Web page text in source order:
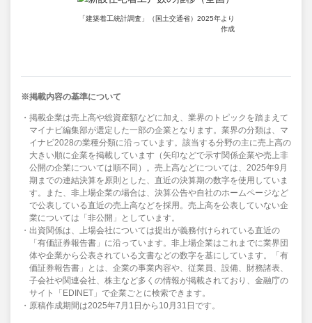
「建築着工統計調査」（国土交通省）2025年より
作成
※掲載内容の基準について
掲載企業は売上高や総資産額などに加え、業界のトピックを踏まえて
マイナビ編集部が選定した一部の企業となります。業界の分類は、マ
イナビ2028の業種分類に沿っています。該当する分野の主に売上高の
大きい順に企業を掲載しています（矢印などで示す関係企業や売上非
公開の企業については順不同）。売上高などについては、2025年9月
期までの連結決算を原則とした、直近の決算期の数字を使用していま
す。また、非上場企業の場合は、決算公告や自社のホームページなど
で公表している直近の売上高などを採用。売上高を公表していない企
業については「非公開」としています。
出資関係は、上場会社については提出が義務付けられている直近の
「有価証券報告書」に沿っています。非上場企業はこれまでに業界団
体や企業から公表されている文書などの数字を基にしています。「有
価証券報告書」とは、企業の事業内容や、従業員、設備、財務諸表、
子会社や関連会社、株主など多くの情報が掲載されており、金融庁の
サイト「EDINET」で企業ごとに検索できます。
原稿作成期間は2025年7月1日から10月31日です。